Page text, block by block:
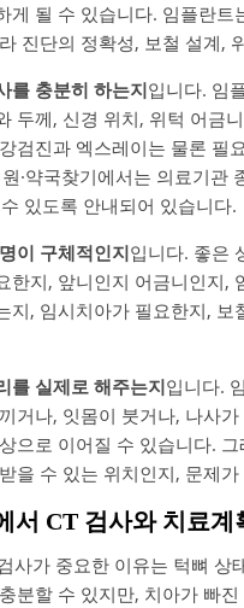
게 될 수 있습니다. 임플란
진단의 정확성, 보철 설계,
를 충분히 하는지입니다. 임
두께, 신경 위치, 위턱 어금
검진과 엑스레이는 물론 필
·약국찾기에서는 의료기
있도록 안내되어 있습니다.
이 구체적인지입니다. 좋은
한지, 앞니인지 어금니인지,
지, 임시치아가 필요한지,
를 실제로 해주는지입니다.
거나, 잇몸이 붓거나, 나사
으로 이어질 수 있습니다.
을 수 있는 위치인지, 문제
서 CT 검사와 치료계
사가 중요한 이유는 턱뼈
분할 수 있지만, 치아가 빠